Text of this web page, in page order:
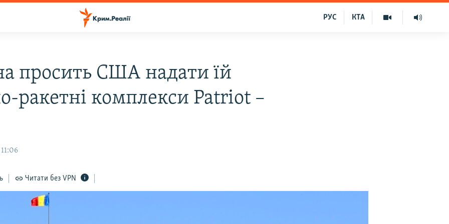
КТА
РУС
просить США надати їй
ракетні комплекси Patriot –
Читати без VPN